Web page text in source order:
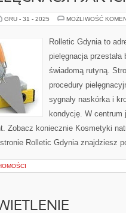
GRU - 31 - 2025 MOŻLIWOŚĆ
Rolletic Gdynia to
pielęgnacja
świadomą rutyną.
procedury
sygnały naskórka i
kondycję. W
Zobacz koniecznie Kosmetyki
stronie Rolletic Gdynia znajdziesz